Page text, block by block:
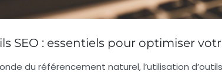
SEO : essentiels pour optimiser
du référencement naturel, l’utilisation d’